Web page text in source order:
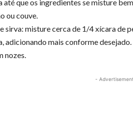
até que os ingredientes se misture
ou couve.
sirva: misture cerca de 1/4 xícara de
adicionando mais conforme
nozes.
-